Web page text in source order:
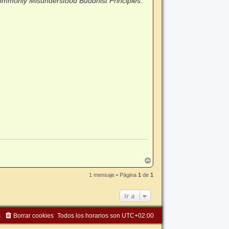
r
r
1 mensaje • Página1 de1
Ir a
Todos los horarios son UTC+02:00
Borrar cookies